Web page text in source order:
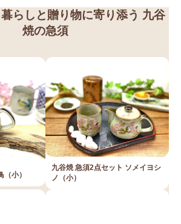
らしと贈り物に寄り添う 九谷
焼の急須
小）
九谷焼 急須2点セット ソメイヨシ
ノ（小）